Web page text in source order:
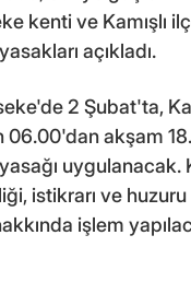
kenti ve Kamışlı
açıkladı.
2 Şubat'ta,
06.00'dan akşam
uygulanacak.
istikrarı ve huzuru
işlem